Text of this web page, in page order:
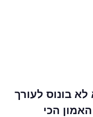
בונוס לעורך
הכי